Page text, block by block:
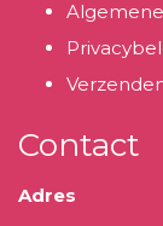
Contact
Adres